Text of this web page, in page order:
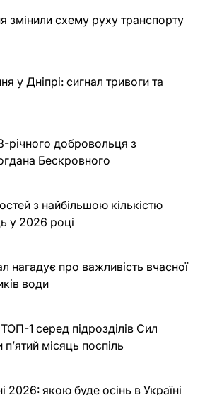
змінили схему руху транспорту
у Дніпрі: сигнал тривоги та
річного добровольця з
Бескровного
з найбільшою кількістю
у 2026 році
нагадує про важливість вчасної
води
1 серед підрозділів Сил
місяць поспіль
2026: якою буде осінь в Україні